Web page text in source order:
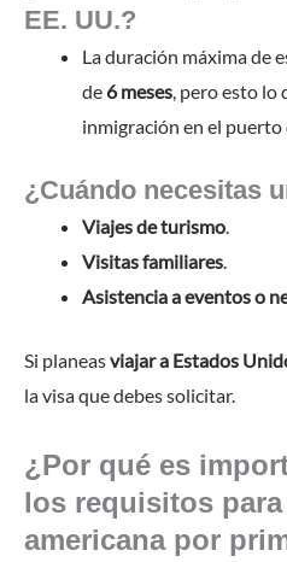
EE. UU.?
La duración máxima de
de 6 meses, pero esto lo
inmigración en el puerto
¿Cuándo necesitas
Viajes de turismo.
Visitas familiares.
Asistencia a eventos o
Si planeasviajar a Estados
la visa que debes solicitar.
¿Por qué es
los requisitos
americana por